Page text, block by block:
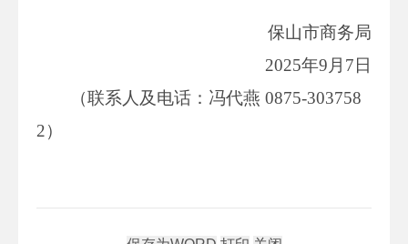
保山市商务局
2025年9月7日
（联系人及电话：冯代燕 0875-303758
2）